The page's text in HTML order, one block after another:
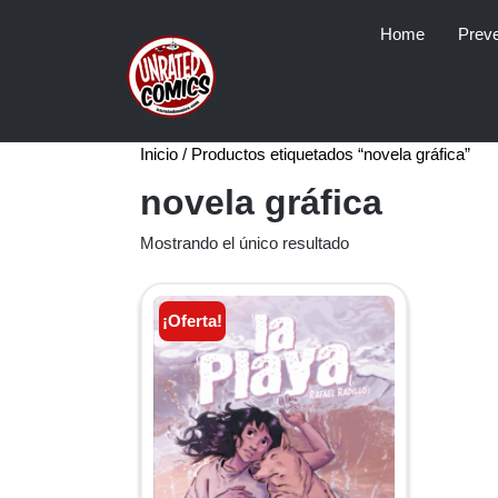
Home
Inicio / Productos etiquetados “novela gráfica”
novela gráfica
Mostrando el único resultado
¡Oferta!